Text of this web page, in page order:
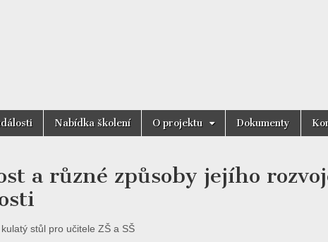
Nabídka školení O projektu Dokumenty
a různé způsoby jejího
stůl pro učitele ZŠ a SŠ